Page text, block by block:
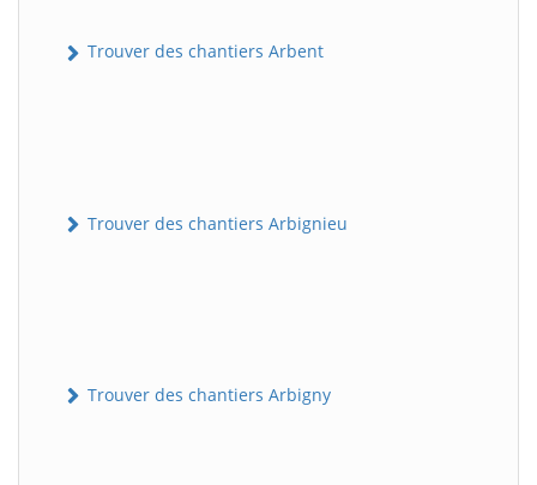
Trouver des chantiers Arbent
Trouver des chantiers Arbignieu
Trouver des chantiers Arbigny